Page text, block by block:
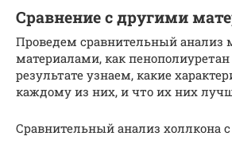
Сравнение с другими
Проведем сравнительный
материалами, как
результате узнаем, какие
каждому из них, и что их них
Сравнительный анализ холлкона